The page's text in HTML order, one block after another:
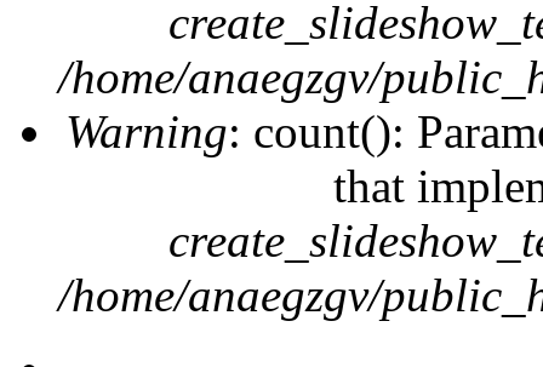
/home/anaegzgv/
Warning: count():
that
/home/anaegzgv/